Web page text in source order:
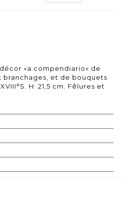
«a compendiario» de
branchages, et de bouquets
H: 21,5 cm. Fêlures et